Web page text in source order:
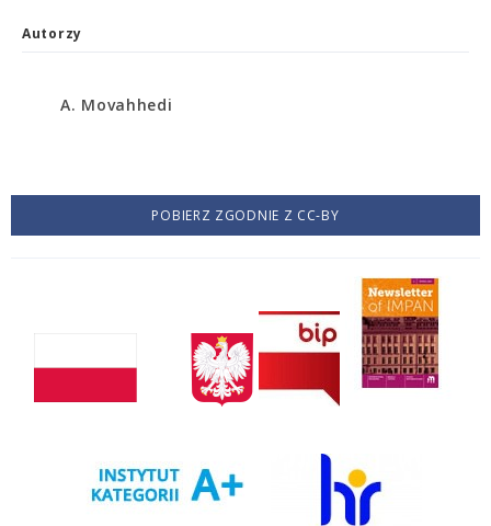
Autorzy
A. Movahhedi
POBIERZ ZGODNIE Z CC-BY